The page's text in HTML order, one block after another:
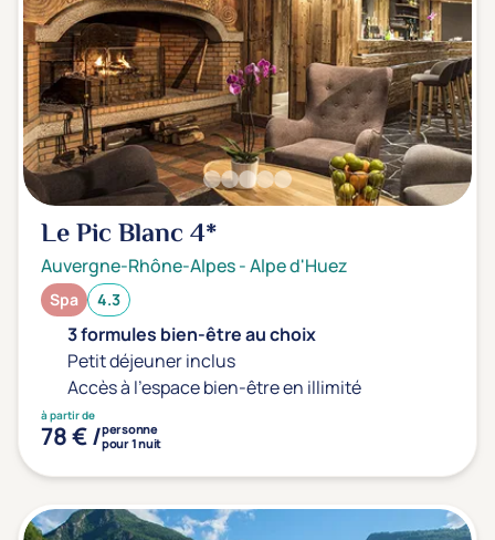
Le Pic Blanc4*
Auvergne-Rhône-Alpes-Alpe d'Huez
Spa 4.3
3 formules bien-être au choix
Petit déjeuner inclus
Accès à l'espace bien-être en illimité
à partir de
78 € /personne
pour 1 nuit